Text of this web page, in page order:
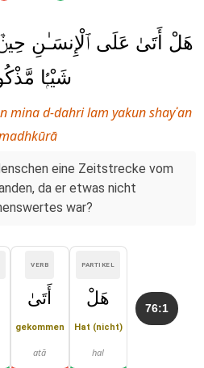
هَلْ أَتَىٰ عَلَى ٱلْإِنسَـٰنِ
شَيْـًۭٔا
mina d-dahri lam yakun shayʾan
eine Zeitstrecke vom
da er etwas nicht
war?
76:1
PARTIKEL
هَلْ
Hat (nicht)
hal
VERB
أَتَىٰ
gekommen
atā